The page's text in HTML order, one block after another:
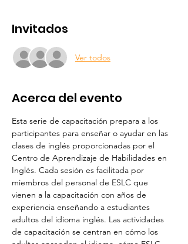
Invitados
Ver todos
Acerca del evento
Esta serie de capacitación prepara a los
participantes para enseñar o ayudar en las
clases de inglés proporcionadas por el
Centro de Aprendizaje de Habilidades en
Inglés. Cada sesión es facilitada por
miembros del personal de ESLC que
vienen a la capacitación con años de
experiencia enseñando a estudiantes
adultos del idioma inglés. Las actividades
de capacitación se centran en cómo los